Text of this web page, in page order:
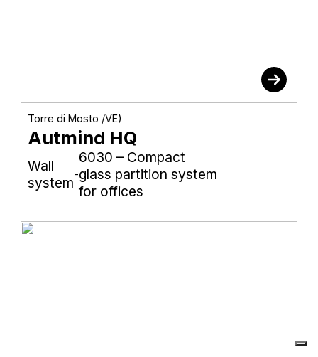
Torre di Mosto /VE)
Autmind HQ
Wall
system
-
6030 – Compact
glass partition system
for offices